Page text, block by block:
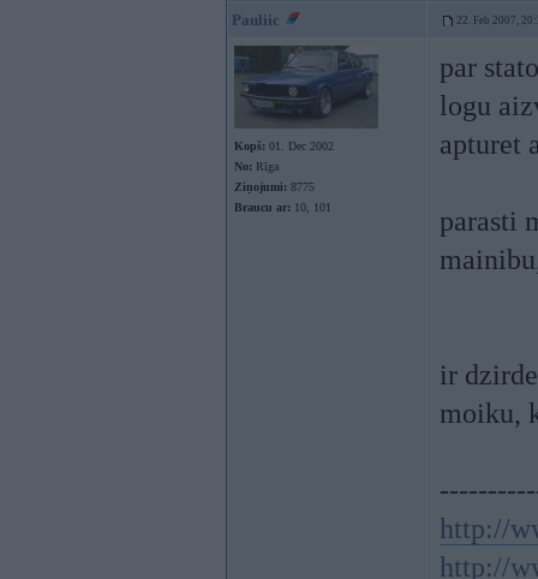
Pauliic 22. Feb 2007,
Kopš: 01. Dec 2002
No: Rīga
Ziņojumi: 8775
Braucu ar: 10, 101
par
logu
apturet
parasti
ir
moiku,
http://
http://